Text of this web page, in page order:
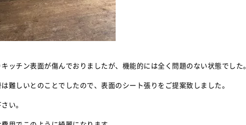
ッチン表面が傷んでおりましたが、機能的には全く問題のない状態でした。
難しいとのことでしたので、表面のシート張りをご提案致しました。
い。